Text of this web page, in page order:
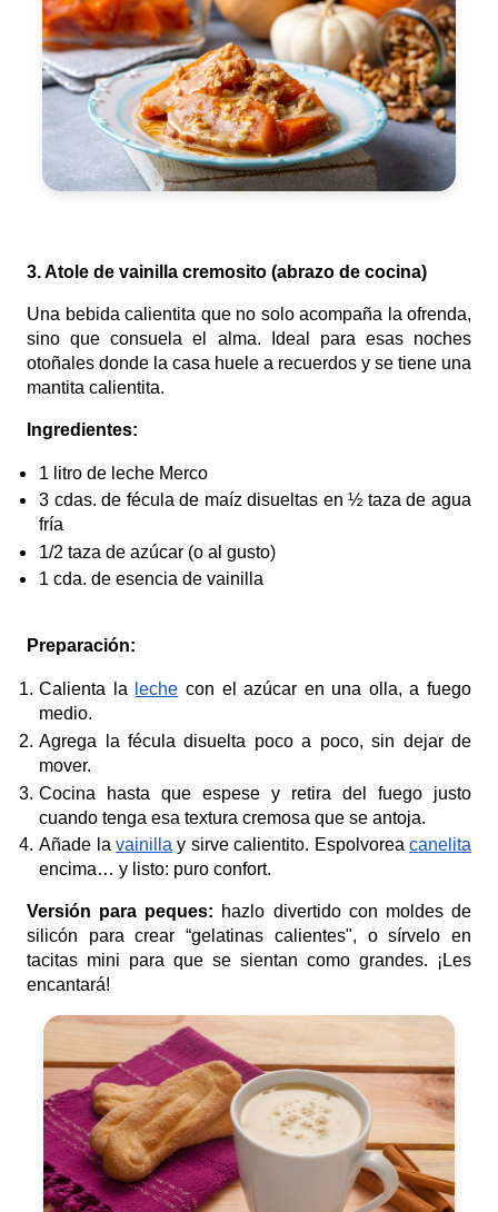
3. Atole de vainilla cremosito (abrazo de cocina)
Una bebida calientita que no solo acompaña la ofrenda,
sino que consuela el alma. Ideal para esas noches
otoñales donde la casa huele a recuerdos y se tiene una
mantita calientita.
Ingredientes:
1 litro de leche Merco
3 cdas. de fécula de maíz disueltas en ½ taza de agua
fría
1/2 taza de azúcar (o al gusto)
1 cda. de esencia de vainilla
Preparación:
Calienta la leche con el azúcar en una olla, a fuego
medio.
Agrega la fécula disuelta poco a poco, sin dejar de
mover.
Cocina hasta que espese y retira del fuego justo
cuando tenga esa textura cremosa que se antoja.
Añade la vainilla y sirve calientito. Espolvoreacanelita
encima… y listo: puro confort.
Versión para peques: hazlo divertido con moldes de
silicón para crear “gelatinas calientes", o sírvelo en
tacitas mini para que se sientan como grandes. ¡Les
encantará!